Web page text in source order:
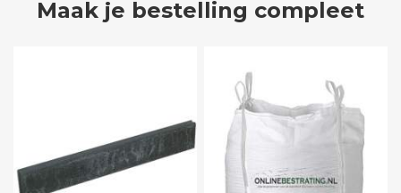
Maak je bestelling compleet